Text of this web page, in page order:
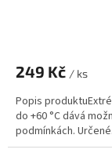
249 Kč / ks
Popis
do +60 °C dává
podmínkách.